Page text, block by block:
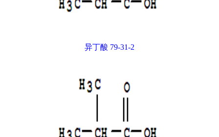
异丁酸 79-31-2